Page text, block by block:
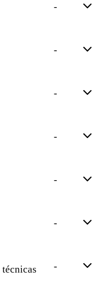
-
-
-
-
-
-
-